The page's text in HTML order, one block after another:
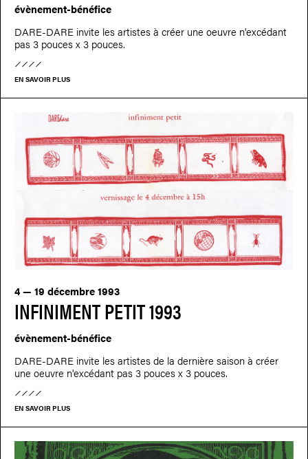
évènement-bénéfice
DARE-DARE invite les artistes à créer une oeuvre n'excédant
pas 3 pouces x 3 pouces.
EN SAVOIR PLUS
INFINIMENT PETIT 1993
4 — 19 décembre 1993
évènement-bénéfice
DARE-DARE invite les artistes de la dernière saison à créer
une oeuvre n'excédant pas 3 pouces x 3 pouces.
EN SAVOIR PLUS